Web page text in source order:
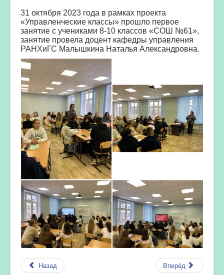
31 октября 2023 года в рамках проекта
«Управленческие классы» прошло первое
занятие с учениками 8-10 классов «СОШ №61»,
занятие провела доцент кафедры управления
РАНХиГС Малышкина Наталья Александровна.
Назад Вперёд